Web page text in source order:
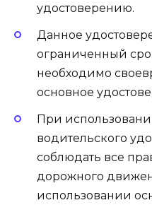
удостоверению.
Данное
ограниченный
необходимо
основное
При
водительского
соблюдать все
дорожного
использовании